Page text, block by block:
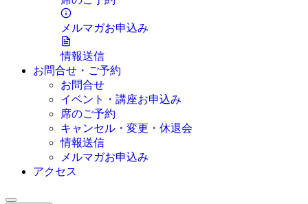
メルマガお申込み
情報送信
お問合せ・ご予約
お問合せ
イベント・講座お申込み
席のご予約
キャンセル・変更・休退会
情報送信
メルマガお申込み
アクセス